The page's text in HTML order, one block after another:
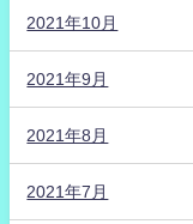
2021年10月
2021年9月
2021年8月
2021年7月